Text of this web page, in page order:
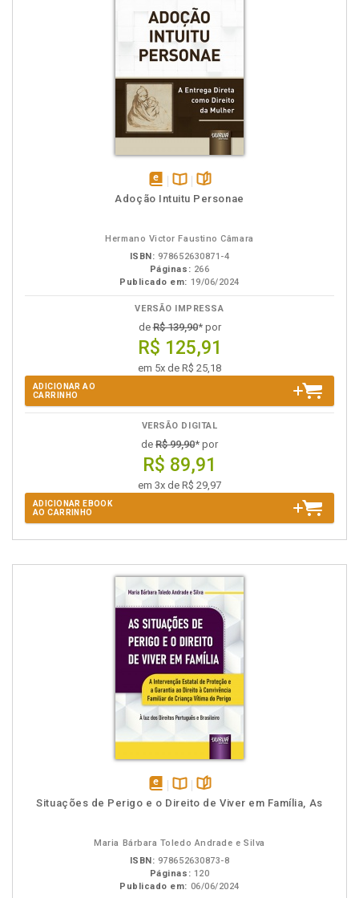
disponívelDisponível
páginas
Adoção Intuitu Personae
Hermano Victor Faustino Câmara
ISBN: 978652630871-4
Páginas: 266
Publicado em: 19/06/2024
VERSÃO IMPRESSA
deR$ 139,90* por
R$ 125,91
em 5x de R$ 25,18
ADICIONAR AO
CARRINHO
VERSÃO DIGITAL
de R$ 99,90* por
R$ 89,91
em 3x de R$ 29,97
ADICIONAR EBOOK
AO CARRINHO
disponívelDisponível
páginas
Situações de Perigo e o Direito de Viver em Família, As
Maria Bárbara Toledo Andrade e Silva
ISBN: 978652630873-8
Páginas: 120
Publicado em: 06/06/2024